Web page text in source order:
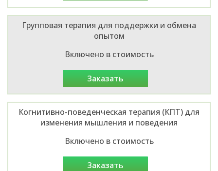
Групповая терапия для поддержки и обмена
опытом
Включено в стоимость
заказать
Когнитивно-поведенческая терапия (КПТ) для
изменения мышления и поведения
Включено в стоимость
заказать